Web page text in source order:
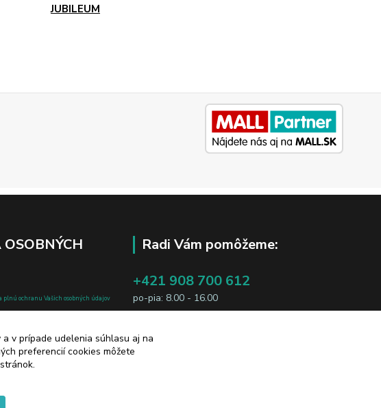
JUBILEUM
plnú ochranu Vašich osobných údajov
2013 Z.z. o ochrane osobných údajov
zákonov.
Radi Vám pomôžeme:
+421 908 700 612
po-pia: 8.00 - 16.00
v prípade udelenia súhlasu aj na
preferencií cookies môžete